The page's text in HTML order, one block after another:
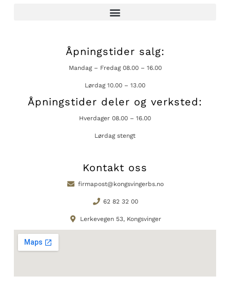
Åpningstider salg:
Mandag – Fredag 08.00 – 16.00
Lørdag 10.00 – 13.00
Åpningstider deler og verksted:
Hverdager 08.00 – 16.00
Lørdag stengt
Kontakt oss
firmapost@kongsvingerbs.no
62 82 32 00
Lerkevegen 53, Kongsvinger